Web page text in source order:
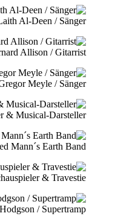
Al-Deen / Sänger
Allison / Gitarrist
Meyle / Sänger
& Musical-Darsteller
Mann´s Earth Band
& Travestie
/ Supertramp